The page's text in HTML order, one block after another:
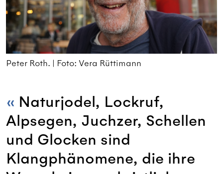
Peter Roth. | Foto: Vera Rüttimann
Naturjodel, Lockruf,
Alpsegen, Juchzer, Schellen
und Glocken sind
Klangphänomene, die ihre